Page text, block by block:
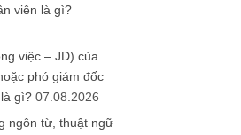
viên là gì?
việc – JD) của
phó giám đốc
gì? 07.08.2026
ngôn từ, thuật ngữ